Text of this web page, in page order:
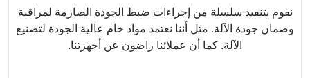
نقوم بتنفيذ سلسلة من إجراءات ضبط الجودة الصارمة لمراقبة
وضمان جودة الآلة. مثل أننا نعتمد مواد خام عالية الجودة لتصنيع
الآلة. كما أن عملائنا راضون عن أجهزتنا.